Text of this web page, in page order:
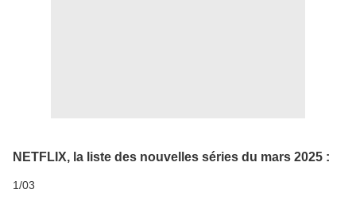
NETFLIX, la liste des nouvelles séries du mars 2025 :
1/03